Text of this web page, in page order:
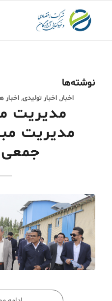
نوشته‌ها
اخبار,اخبار تولیدی,اخبار
مدیریت
مدیریت